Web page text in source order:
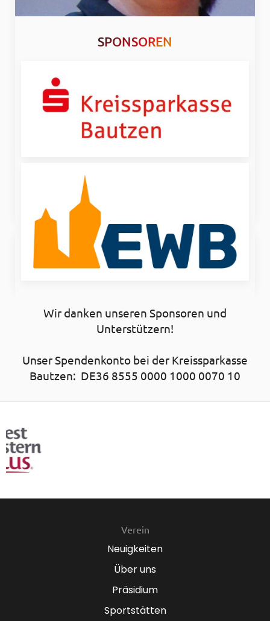
Gudrun Lenke
Matthias Schuster
SPONSOREN
Wir danken unseren Sponsoren und
Unterstützern!
Unser Spendenkonto bei der Kreissparkasse
Bautzen: DE36 8555 0000 1000 0070 10
Verein
Neuigkeiten
Über uns
Präsidium
Sportstätten